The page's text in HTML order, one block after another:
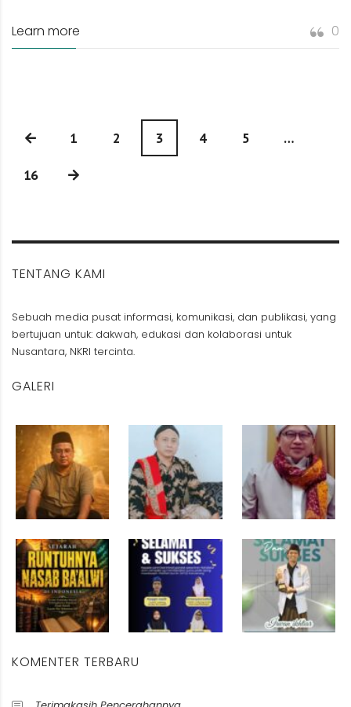
Learn more 0
1 2 3 4 5 …
16
TENTANG KAMI
Sebuah media pusat informasi, komunikasi, dan publikasi, yang
bertujuan untuk: dakwah, edukasi dan kolaborasi untuk
Nusantara, NKRI tercinta.
GALERI
KOMENTER TERBARU